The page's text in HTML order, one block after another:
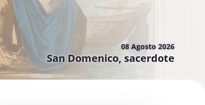
08 Agosto 2026
San Domenico, sacerdote